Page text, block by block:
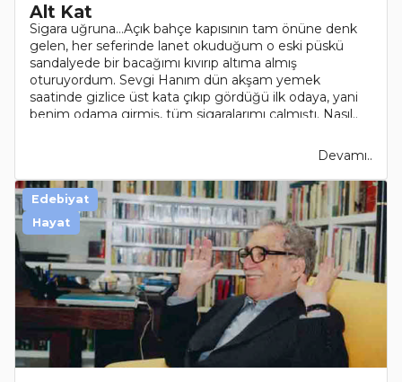
Alt Kat
Sigara uğruna…Açık bahçe kapısının tam önüne denk
gelen, her seferinde lanet okuduğum o eski püskü
sandalyede bir bacağımı kıvırıp altıma almış
oturuyordum. Sevgi Hanım dün akşam yemek
saatinde gizlice üst kata çıkıp gördüğü ilk odaya, yani
benim odama girmiş, tüm sigaralarımı çalmıştı. Nasıl..
Devamı..
Edebiyat
Hayat